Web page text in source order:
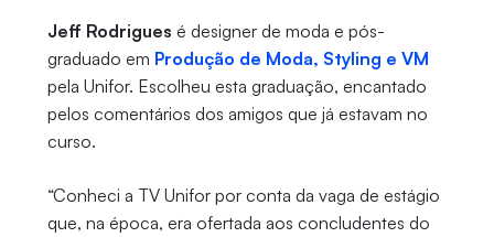
Jeff Rodrigues é designer de moda e pós-
graduado em Produção de Moda, Styling e VM
pela Unifor. Escolheu esta graduação, encantado
pelos comentários dos amigos que já estavam no
curso.
“Conheci a TV Unifor por conta da vaga de estágio
que, na época, era ofertada aos concludentes do